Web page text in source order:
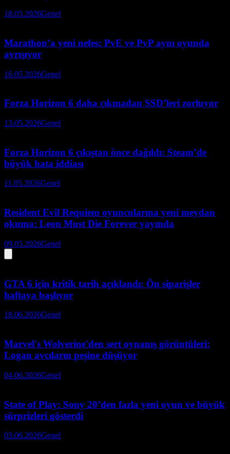
18.05.2026Genel
Marathon’a yeni nefes: PvE ve PvP aynı oyunda
ayrışıyor
16.05.2026Genel
Forza Horizon 6 daha çıkmadan SSD’leri zorluyor
13.05.2026Genel
Forza Horizon 6 çıkıştan önce dağıldı: Steam’de
büyük hata iddiası
11.05.2026Genel
Resident Evil Requiem oyuncularına yeni meydan
okuma: Leon Must Die Forever yayında
09.05.2026Genel
GTA 6 için kritik tarih açıklandı: Ön siparişler
haftaya başlıyor
18.06.2026Genel
Marvel's Wolverine'den sert oynanış görüntüleri:
Logan avcıların peşine düşüyor
04.06.2026Genel
State of Play: Sony 20’den fazla yeni oyun ve büyük
sürprizleri gösterdi
03.06.2026Genel